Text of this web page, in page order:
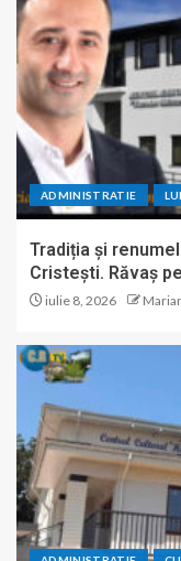
ADMINISTRATIE
Tradiția și
Cristești. Răvaș
iulie 8, 2026